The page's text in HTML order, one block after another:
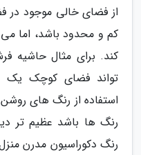
از فضای خالی موجود
کم و محدود باشد، اما
کند. برای مثال حاشیه
تواند فضای کوچک یک
استفاده از رنگ های
رنگ ها باشد عظیم تر
رنگ دکوراسیون مدرن